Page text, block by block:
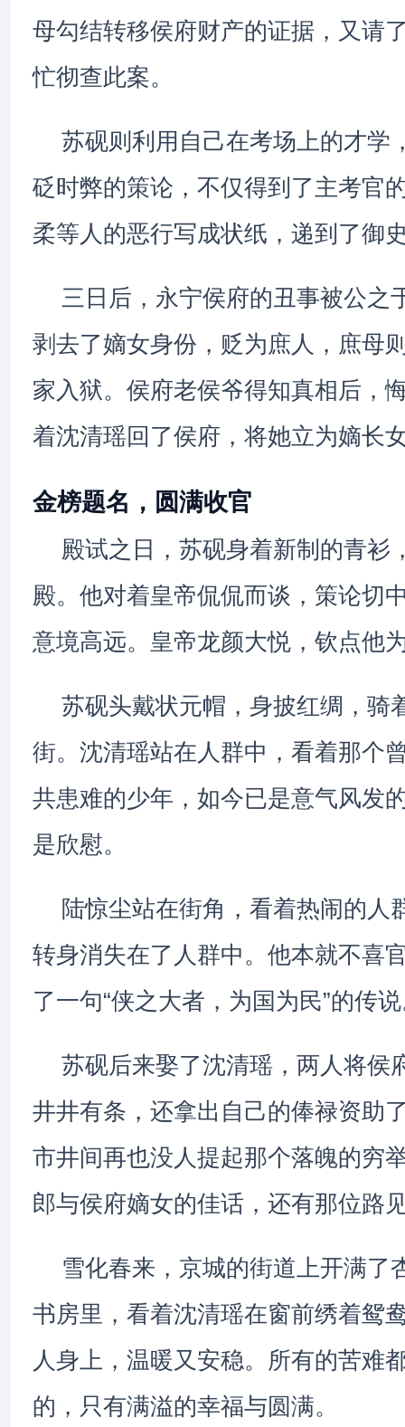
母勾结转移侯府财产的证据，又请
忙彻查此案。
苏砚则利用自己在考场上的才学
砭时弊的策论，不仅得到了主考官
柔等人的恶行写成状纸，递到了御
三日后，永宁侯府的丑事被公之
剥去了嫡女身份，贬为庶人，庶母
家入狱。侯府老侯爷得知真相后，
着沈清瑶回了侯府，将她立为嫡长
金榜题名，圆满收官
殿试之日，苏砚身着新制的青衫
殿。他对着皇帝侃侃而谈，策论切
意境高远。皇帝龙颜大悦，钦点他
苏砚头戴状元帽，身披红绸，骑
街。沈清瑶站在人群中，看着那个
共患难的少年，如今已是意气风发
是欣慰。
陆惊尘站在街角，看着热闹的人
转身消失在了人群中。他本就不喜
了一句“侠之大者，为国为民”的传
苏砚后来娶了沈清瑶，两人将侯
井井有条，还拿出自己的俸禄资助
市井间再也没人提起那个落魄的穷
郎与侯府嫡女的佳话，还有那位路
雪化春来，京城的街道上开满了
书房里，看着沈清瑶在窗前绣着鸳
人身上，温暖又安稳。所有的苦难
的，只有满溢的幸福与圆满。